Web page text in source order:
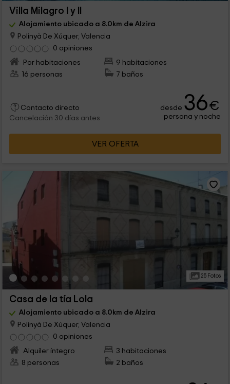
Villa Milagro I y II
Alojamiento ubicado a 8.0km de Alzira
Polinyà De Xúquer, Valencia
0 opiniones
Por habitaciones
9 habitaciones
16 personas
7 baños
Contacto directo
Cancelación 30 días antes
desde 36€
persona y noche
VER OFERTA
25 Fotos
Casa de la tía Lola
Alojamiento ubicado a 8.0km de Alzira
Polinyà De Xúquer, Valencia
0 opiniones
Alquiler íntegro
3 habitaciones
8 personas
2 baños